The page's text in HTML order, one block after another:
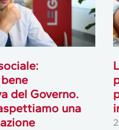
del Governo.
una